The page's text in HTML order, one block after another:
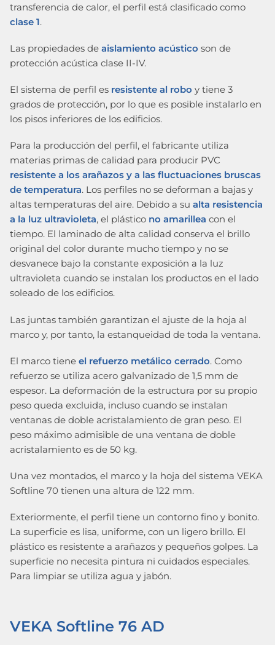
transferencia de calor, el perfil está clasificado como
clase 1.
Las propiedades de aislamiento acústico son de
protección acústica clase II-IV.
El sistema de perfil es resistente al robo y tiene 3
grados de protección, por lo que es posible instalarlo en
los pisos inferiores de los edificios.
Para la producción del perfil, el fabricante utiliza
materias primas de calidad para producir PVC
resistente a los arañazos y a las fluctuaciones bruscas
de temperatura. Los perfiles no se deforman a bajas y
altas temperaturas del aire. Debido a su alta resistencia
a la luz ultravioleta, el plástico no amarillea con el
tiempo. El laminado de alta calidad conserva el brillo
original del color durante mucho tiempo y no se
desvanece bajo la constante exposición a la luz
ultravioleta cuando se instalan los productos en el lado
soleado de los edificios.
Las juntas también garantizan el ajuste de la hoja al
marco y, por tanto, la estanqueidad de toda la ventana.
El marco tiene el refuerzo metálico cerrado. Como
refuerzo se utiliza acero galvanizado de 1,5 mm de
espesor. La deformación de la estructura por su propio
peso queda excluida, incluso cuando se instalan
ventanas de doble acristalamiento de gran peso. El
peso máximo admisible de una ventana de doble
acristalamiento es de 50 kg.
Una vez montados, el marco y la hoja del sistema VEKA
Softline 70 tienen una altura de 122 mm.
Exteriormente, el perfil tiene un contorno fino y bonito.
La superficie es lisa, uniforme, con un ligero brillo. El
plástico es resistente a arañazos y pequeños golpes. La
superficie no necesita pintura ni cuidados especiales.
Para limpiar se utiliza agua y jabón.
VEKA Softline 76 AD